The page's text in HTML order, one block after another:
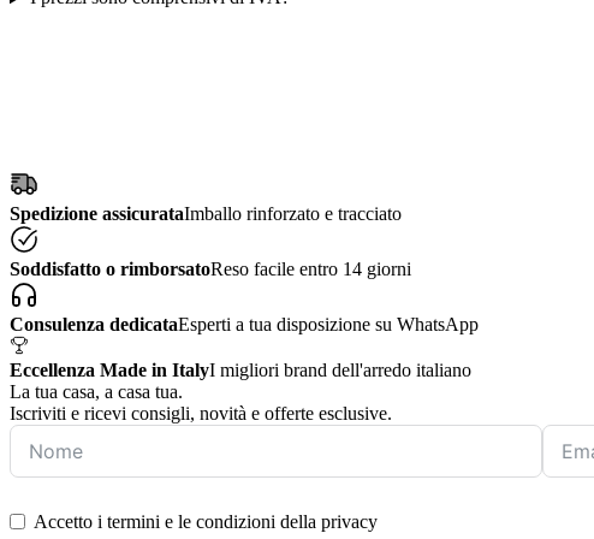
Spedizione assicurataImballo rinforzato e tracciato
Soddisfatto o rimborsatoReso facile entro 14 giorni
Consulenza dedicataEsperti a tua disposizione su WhatsApp
Eccellenza Made in ItalyI migliori brand dell'arredo italiano
La tua casa, a casa tua.
Iscriviti e ricevi consigli, novità e offerte esclusive.
Accetto i termini e le condizioni della privacy